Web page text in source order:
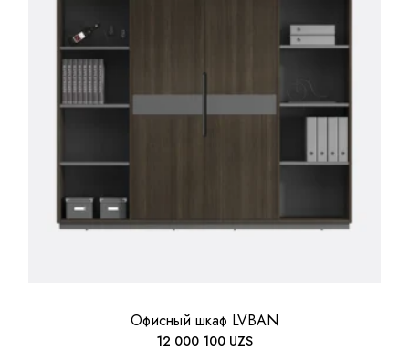
Офисный шкаф LVBAN
12 000 100 UZS